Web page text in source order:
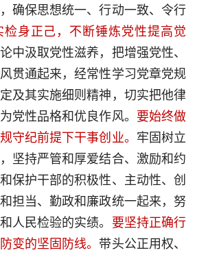
确保思想统一、行动一致、令行
检身正己，不断锤炼党性提高觉
中汲取党性滋养，把增强党性、
贯通起来，经常性学习党章党规
及其实施细则精神，切实把他律
党性品格和优良作风。 要始终做
守纪前提下干事创业。 牢固树立
坚持严管和厚爱结合、激励和约
保护干部的积极性、主动性、创
担当、勤政和廉政统一起来，努
人民检验的实绩。 要坚持正确行
变的坚固防线。 带头公正用权、